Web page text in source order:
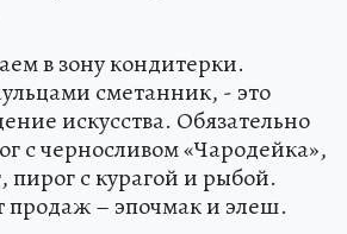
в зону кондитерки.
сметанник, - это
искусства. Обязательно
с черносливом «Чародейка»,
с курагой и рыбой.
продаж – эпочмак и элеш.